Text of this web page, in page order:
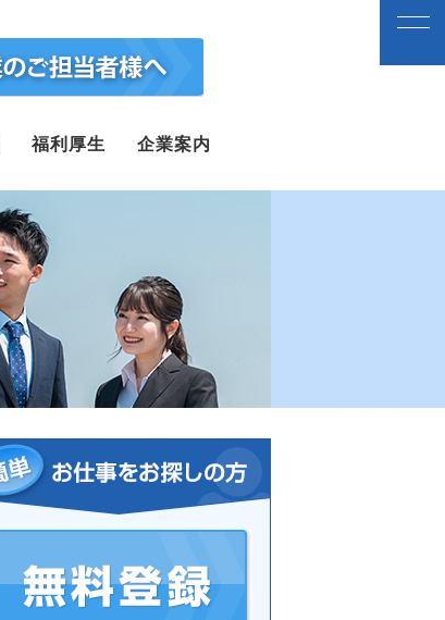
福利厚生 企業案内